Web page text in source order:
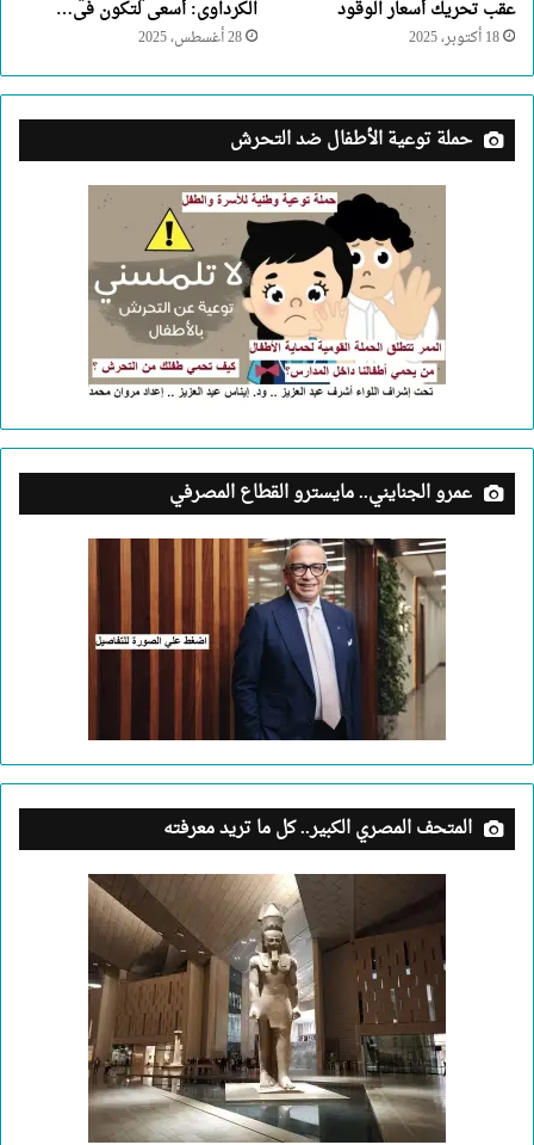
عقب تحريك أسعار الوقود
18 أكتوبر، 2025
الكرداوى: أسعى لتكون فى…
28 أغسطس، 2025
حملة توعية الأطفال ضد التحرش
عمرو الجنايني.. مايسترو القطاع المصرفي
المتحف المصري الكبير.. كل ما تريد معرفته